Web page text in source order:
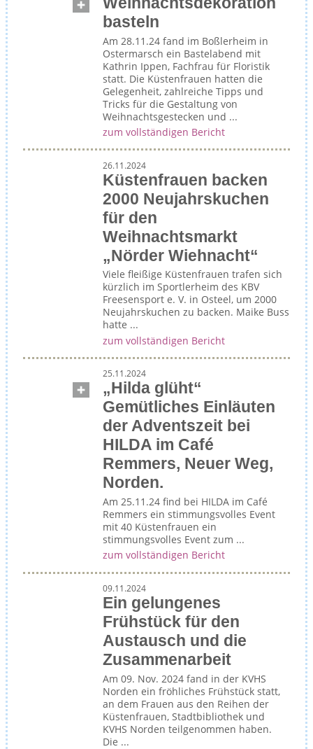
basteln
Am 28.11.24 fand im Boßlerheim in
Ostermarsch ein Bastelabend mit
Kathrin Ippen, Fachfrau für Floristik
statt. Die Küstenfrauen hatten die
Gelegenheit, zahlreiche Tipps und
Tricks für die Gestaltung von
Weihnachtsgestecken und ...
zum vollständigen Bericht
26.11.2024
Küstenfrauen backen
2000 Neujahrskuchen
für den
Weihnachtsmarkt
„Nörder Wiehnacht“
Viele fleißige Küstenfrauen trafen sich
kürzlich im Sportlerheim des KBV
Freesensport e. V. in Osteel, um 2000
Neujahrskuchen zu backen. Maike Buss
hatte ...
zum vollständigen Bericht
25.11.2024
„Hilda glüht“
Gemütliches Einläuten
der Adventszeit bei
HILDA im Café
Remmers, Neuer Weg,
Norden.
Am 25.11.24 find bei HILDA im Café
Remmers ein stimmungsvolles Event
mit 40 Küstenfrauen ein
stimmungsvolles Event zum ...
zum vollständigen Bericht
09.11.2024
Ein gelungenes
Frühstück für den
Austausch und die
Zusammenarbeit
Am 09. Nov. 2024 fand in der KVHS
Norden ein fröhliches Frühstück statt,
an dem Frauen aus den Reihen der
Küstenfrauen, Stadtbibliothek und
KVHS Norden teilgenommen haben.
Die ...